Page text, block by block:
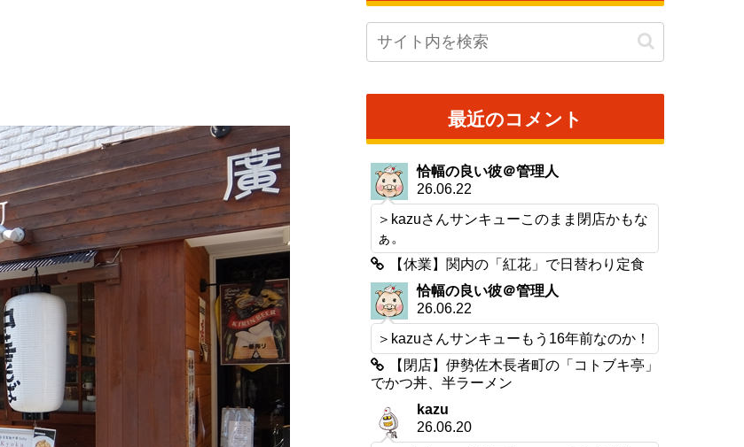
最近のコメント
恰幅の良い彼＠管理人
26.06.22
＞kazuさんサンキューこのまま閉店かもな
ぁ。
【休業】関内の「紅花」で日替わり定食
恰幅の良い彼＠管理人
26.06.22
＞kazuさんサンキューもう16年前なのか！
【閉店】伊勢佐木長者町の「コトブキ亭」
でかつ丼、半ラーメン
kazu
26.06.20